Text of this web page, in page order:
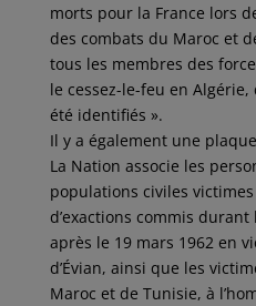
morts pour la France lors
des combats du Maroc et
tous les membres des
le cessez-le-feu en
été identifiés ».
Il y a également une
La Nation associe les
populations civiles
d’exactions commis durant
après le 19 mars 1962 en
d’Évian, ainsi que les
Maroc et de Tunisie, à